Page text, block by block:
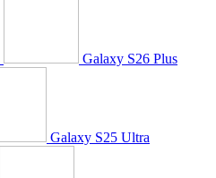
Galaxy S26 Plus
Galaxy S25 Ultra